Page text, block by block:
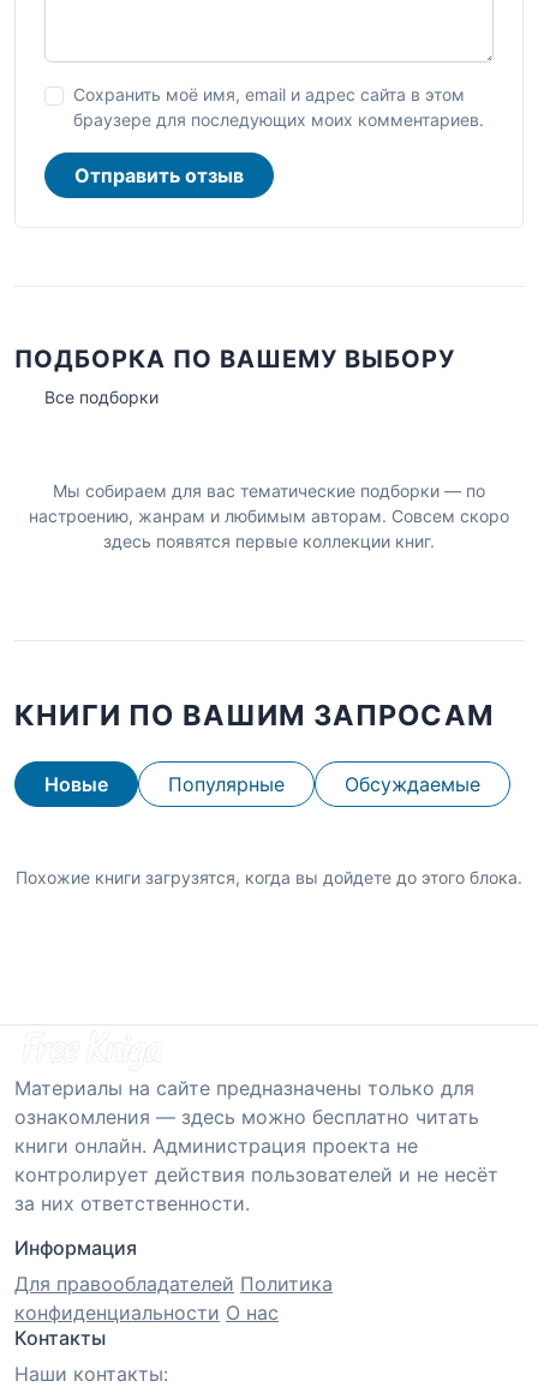
Сохранить моё имя, email и адрес сайта в этом
браузере для последующих моих комментариев.
Отправить отзыв
ПОДБОРКА ПО ВАШЕМУ ВЫБОРУ
Все подборки
Мы собираем для вас тематические подборки — по
настроению, жанрам и любимым авторам. Совсем скоро
здесь появятся первые коллекции книг.
КНИГИ ПО ВАШИМ ЗАПРОСАМ
Новые Популярные Обсуждаемые
Похожие книги загрузятся, когда вы дойдете до этого блока.
Материалы на сайте предназначены только для
ознакомления — здесь можно бесплатно читать
книги онлайн. Администрация проекта не
контролирует действия пользователей и не несёт
за них ответственности.
Информация
Для правообладателей Политика
конфиденциальности О нас
Контакты
Наши контакты: